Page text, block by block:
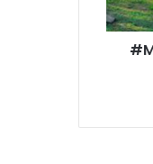
Lomas
De